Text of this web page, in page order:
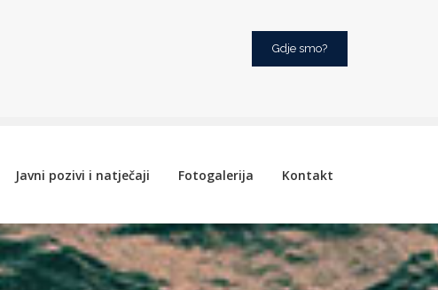
Gdje smo?
Javni pozivi i natječaji Fotogalerija Kontakt